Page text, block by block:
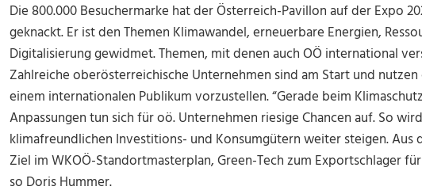
Die 800.000 Besuchermarke hat der Österreich-Pavillon auf der Expo
geknackt. Er ist den Themen Klimawandel, erneuerbare Energien,
Digitalisierung gewidmet. Themen, mit denen auch OÖ international
Zahlreiche oberösterreichische Unternehmen sind am Start und nutzen
einem internationalen Publikum vorzustellen. “Gerade beim
Anpassungen tun sich für oö. Unternehmen riesige Chancen auf. So
klimafreundlichen Investitions- und Konsumgütern weiter steigen. Aus
Ziel im WKOÖ-Standortmasterplan, Green-Tech zum Exportschlager
so Doris Hummer.